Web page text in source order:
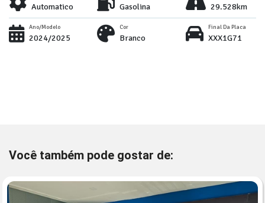
Automatico Gasolina 29.528km
Ano/Modelo
2024/2025
Cor
Branco
Final Da Placa
XXX1G71
Você também pode gostar de: